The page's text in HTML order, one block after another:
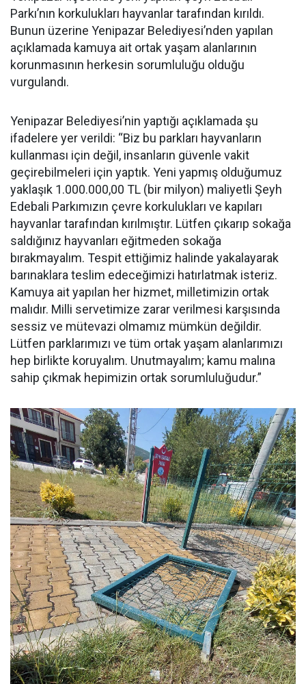
Parkı’nın korkulukları hayvanlar tarafından kırıldı.
Bunun üzerine Yenipazar Belediyesi’nden yapılan
açıklamada kamuya ait ortak yaşam alanlarının
korunmasının herkesin sorumluluğu olduğu
vurgulandı.
Yenipazar Belediyesi’nin yaptığı açıklamada şu
ifadelere yer verildi: “Biz bu parkları hayvanların
kullanması için değil, insanların güvenle vakit
geçirebilmeleri için yaptık. Yeni yapmış olduğumuz
yaklaşık 1.000.000,00 TL (bir milyon) maliyetli Şeyh
Edebali Parkımızın çevre korkulukları ve kapıları
hayvanlar tarafından kırılmıştır. Lütfen çıkarıp sokağa
saldığınız hayvanları eğitmeden sokağa
bırakmayalım. Tespit ettiğimiz halinde yakalayarak
barınaklara teslim edeceğimizi hatırlatmak isteriz.
Kamuya ait yapılan her hizmet, milletimizin ortak
malıdır. Milli servetimize zarar verilmesi karşısında
sessiz ve mütevazi olmamız mümkün değildir.
Lütfen parklarımızı ve tüm ortak yaşam alanlarımızı
hep birlikte koruyalım. Unutmayalım; kamu malına
sahip çıkmak hepimizin ortak sorumluluğudur.”